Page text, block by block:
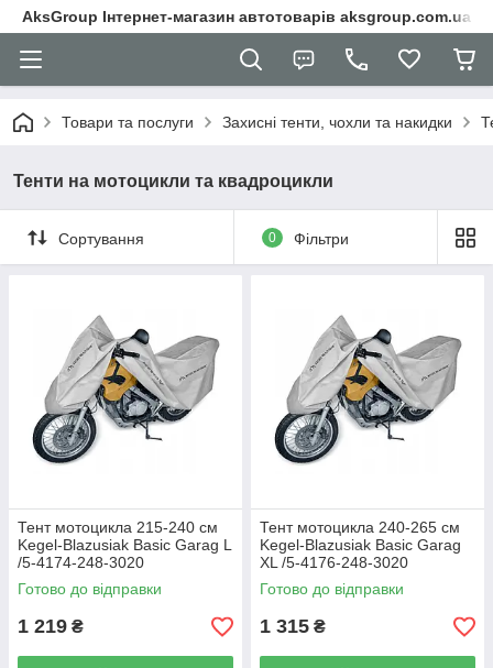
AksGroup Інтернет-магазин автотоварів aksgroup.com.ua
Товари та послуги Захисні тенти, чохли та накидки
Тенти на мотоцикли та квадроцикли
Сортування 0 Фільтри
Тент мотоцикла 215-240 см
Kegel-Blazusiak Basic Garag L
/5-4174-248-3020
Готово до відправки
1 219 ₴
Тент мотоцикла 240-265 см
Kegel-Blazusiak Basic Garag
XL /5-4176-248-3020
Готово до відправки
1 315 ₴